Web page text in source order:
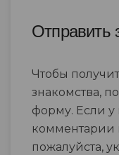
Отправить
Чтобы
знакомства,
форму. Если у
комментарии
пожалуйста,